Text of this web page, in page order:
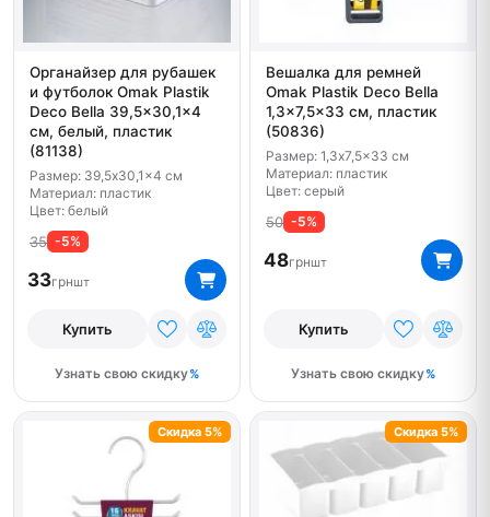
Органайзер для рубашек
и футболок Omak Plastik
Deco Bella 39,5x30,1x4
см, белый, пластик
(81138)
Размер: 39,5x30,1x4 см
Материал: пластик
Цвет: белый
35 -5%
33грншт
Купить
Узнать свою скидку
Вешалка для ремней
Omak Plastik Deco Bella
1,3x7,5x33 см, пластик
(50836)
Размер: 1,3x7,5x33 см
Материал: пластик
Цвет: серый
50 -5%
48грншт
Купить
Узнать свою скидку
Скидка 5% Скидка 5%